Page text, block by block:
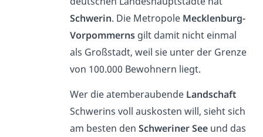
Schwerin. Die Metropole Mecklenburg-
Vorpommerns gilt damit nicht einmal
als Großstadt, weil sie unter der Grenze
von 100.000 Bewohnern liegt.
Wer die atemberaubende Landschaft
Schwerins voll auskosten will, sieht sich
am besten denSchweriner See und das